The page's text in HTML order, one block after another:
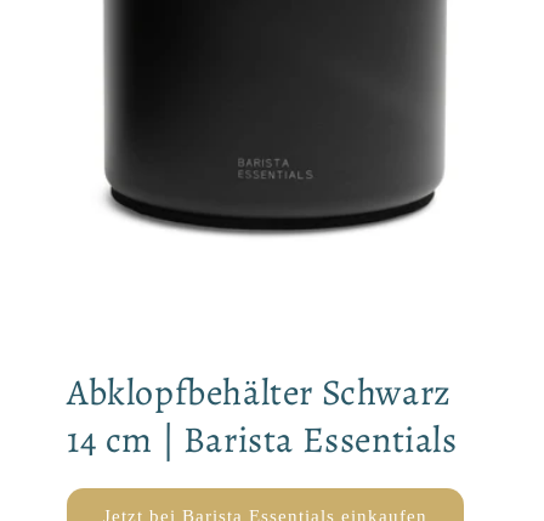
Abklopfbehälter Schwarz
14 cm | Barista Essentials
Jetzt bei Barista Essentials einkaufen